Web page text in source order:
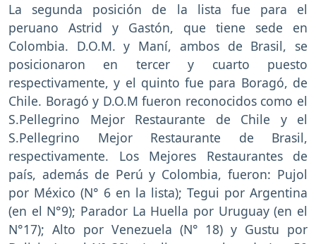
La segunda posición de la lista fue para el
peruano Astrid y Gastón, que tiene sede en
Colombia. D.O.M. y Maní, ambos de Brasil, se
posicionaron en tercer y cuarto puesto
respectivamente, y el quinto fue para Boragó, de
Chile. Boragó y D.O.M fueron reconocidos como el
S.Pellegrino Mejor Restaurante de Chile y el
S.Pellegrino Mejor Restaurante de Brasil,
respectivamente. Los Mejores Restaurantes de
país, además de Perú y Colombia, fueron: Pujol
por México (N° 6 en la lista); Tegui por Argentina
(en el N°9); Parador La Huella por Uruguay (en el
N°17); Alto por Venezuela (N° 18) y Gustu por